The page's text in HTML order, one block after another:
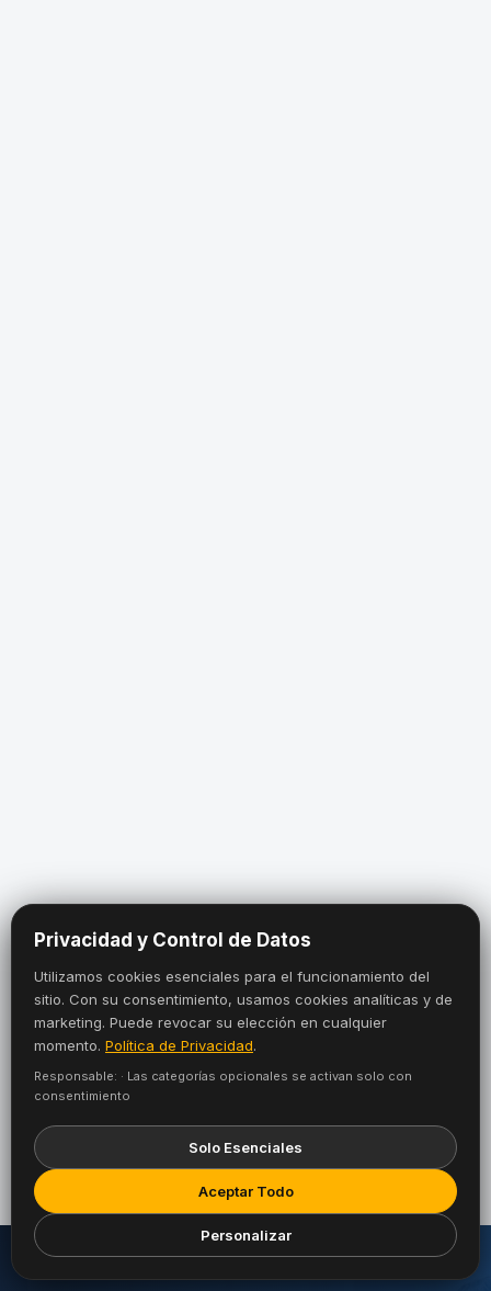
Privacidad y Control de Datos
Utilizamos cookies esenciales para el funcionamiento del
sitio. Con su consentimiento, usamos cookies analíticas y de
marketing. Puede revocar su elección en cualquier
momento. Política de Privacidad.
Responsable: · Las categorías opcionales se activan solo con
consentimiento
Solo Esenciales
Aceptar Todo
Personalizar